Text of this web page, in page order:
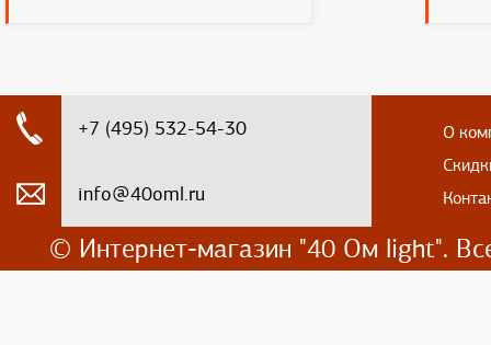
+7 (495) 532-54-30
info@40oml.ru
О
© Интернет-магазин "40 Ом light".